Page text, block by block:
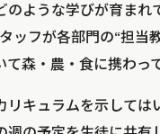
ような学びが育ま
ッフが各部門の“担当
森・農・食に携わっ
リキュラムを示して